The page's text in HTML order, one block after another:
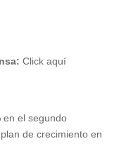
Click aquí
en el segundo
de crecimiento en